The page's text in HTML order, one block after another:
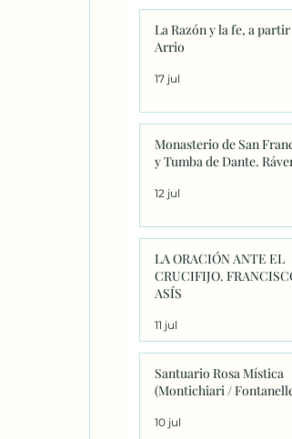
La Razón y la fe, a
Arrio
17 jul
Monasterio de San
y Tumba de Dante.
12 jul
LA ORACIÓN ANTE EL
CRUCIFIJO.
ASÍS
11 jul
Santuario Rosa Mística
(Montichiari /
10 jul